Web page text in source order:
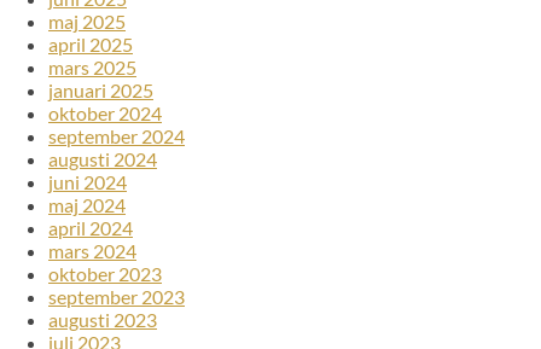
maj 2025
april 2025
mars 2025
januari 2025
oktober 2024
september 2024
augusti 2024
juni 2024
maj 2024
april 2024
mars 2024
oktober 2023
september 2023
augusti 2023
juli 2023